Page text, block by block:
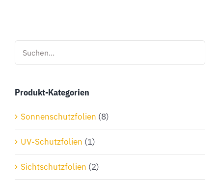
Die
können
Produktseite
gewählt
werden
Produkt-Kategorien
Sonnenschutzfolien (8)
UV-Schutzfolien (1)
Sichtschutzfolien (2)